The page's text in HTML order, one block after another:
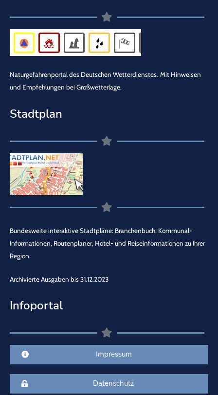
Naturgefahrenportal des Deutschen Wetterdienstes. Mit Hinweisen
und Empfehlungen bei Großwetterlage.
Stadtplan
Bundesweite interaktive Stadtpläne: Branchenbuch, Kommunal-
Informationen, Routenplaner, Hotel- und Reiseinformationen zu Ihrer
Region.
Archivierte Ausgaben bis 31.12.2023
Infoportal
Impressum
Datenschutz